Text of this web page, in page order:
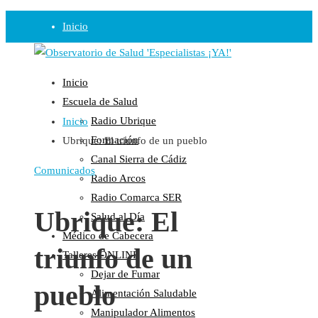
Inicio
Observatorio
Opinión
Radio
Guadalinfo Salud
Radio Guadalete
COPE Pontevedra
Salud en Radio Ubrique
Salud en Verano
Plataforma
Manifiestos
Comunicados
En nuestra Web
Inicio
Escuela de Salud
Radio Ubrique
Formación
Canal Sierra de Cádiz
Radio Arcos
Radio Comarca SER
Salud al Día
Médico de Cabecera
Talleres ONLINE
Dejar de Fumar
Alimentación Saludable
Manipulador Alimentos
Inicio
Ubrique: El triunfo de un pueblo
Comunicados
Ubrique: El
triunfo de un
pueblo